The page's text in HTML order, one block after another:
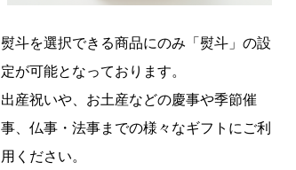
熨斗を選択できる商品にのみ「熨斗」の設
定が可能となっております。
出産祝いや、お土産などの慶事や季節催
事、仏事・法事までの様々なギフトにご利
用ください。